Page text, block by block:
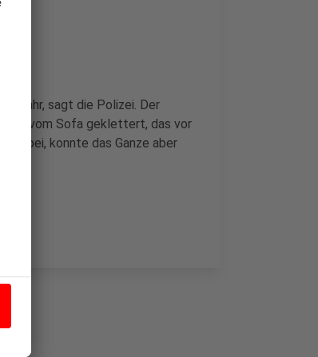
sagt die Polizei. Der
vom Sofa geklettert, das vor
dabei, konnte das Ganze aber